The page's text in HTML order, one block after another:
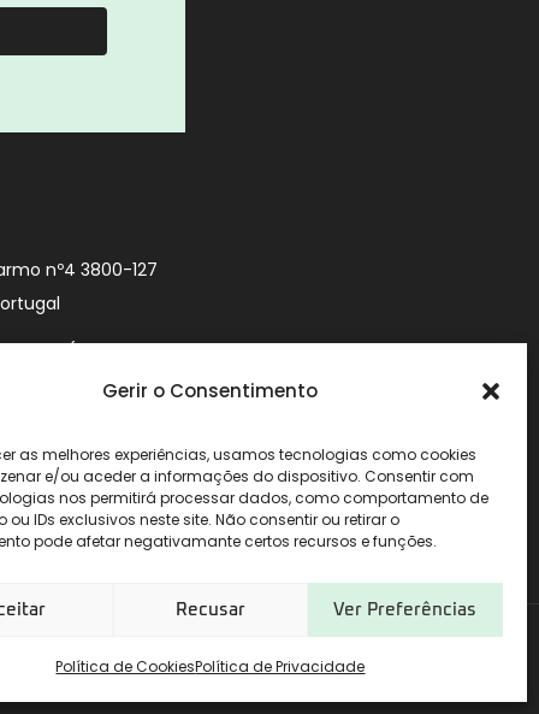
Gerir o Consentimento
as melhores experiências, usamos tecnologias como cookies
e/ou aceder a informações do dispositivo. Consentir com
nos permitirá processar dados, como comportamento de
IDs exclusivos neste site. Não consentir ou retirar o
pode afetar negativamante certos recursos e funções.
Recusar Ver Preferências
Política de CookiesPolítica de Privacidade
nº4 3800-127
740 (Chamada
móvel nacional)